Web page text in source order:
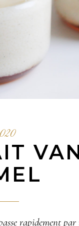
rapidement